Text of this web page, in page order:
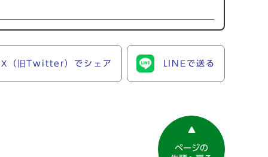
X（旧Twitter）でシェア LINEで送る
ページの